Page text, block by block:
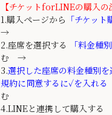
【チケットforLINEの購入の
1.購入ページから 「チケット
→
2.座席を選択する
「料金種
む →
3.選択した座席の料金種別
規約に同意するに✓を入れる
む
4.LINEと連携して購入する